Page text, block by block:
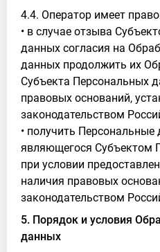
4.4. Оператор имеет
• в случае отзыва
данных согласия на
данных продолжить их
Субъекта Персональных
правовых оснований,
законодательством
• получить Персональные
являющегося Субъектом
при условии
наличия правовых
законодательством
5. Порядок и условия
данных